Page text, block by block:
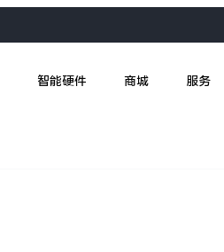
智能硬件 商城 服务